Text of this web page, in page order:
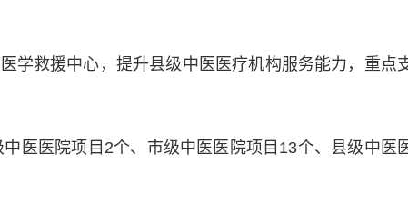
救援中心，提升县级中医医疗机构服务能力，重点
医院项目2个、市级中医医院项目13个、县级中医